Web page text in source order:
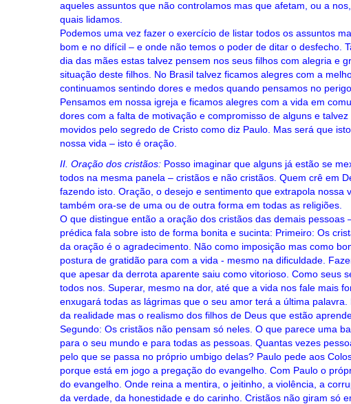
aqueles assuntos que não controlamos mas que afetam, ou a
quais lidamos.
Podemos uma vez fazer o exercício de listar todos os assuntos
bom e no difícil – e onde não temos o poder de ditar o desfecho.
dia das mães estas talvez pensem nos seus filhos com alegria e
situação deste filhos. No Brasil talvez ficamos alegres com a
continuamos sentindo dores e medos quando pensamos no
Pensamos em nossa igreja e ficamos alegres com a vida em
dores com a falta de motivação e compromisso de alguns e
movidos pelo segredo de Cristo como diz Paulo. Mas será que
nossa vida – isto é oração.
II. Oração dos cristãos: Posso imaginar que alguns já estão se
todos na mesma panela – cristãos e não cristãos. Quem crê em
fazendo isto. Oração, o desejo e sentimento que extrapola
também ora-se de uma ou de outra forma em todas as religiões.
O que distingue então a oração dos cristãos das demais
prédica fala sobre isto de forma bonita e sucinta: Primeiro: Os
da oração é o agradecimento. Não como imposição mas como
postura de gratidão para com a vida - mesmo na dificuldade.
que apesar da derrota aparente saiu como vitorioso. Como seus
todos nos. Superar, mesmo na dor, até que a vida nos fale mais
enxugará todas as lágrimas que o seu amor terá a última
da realidade mas o realismo dos filhos de Deus que estão
Segundo: Os cristãos não pensam só neles. O que parece uma
para o seu mundo e para todas as pessoas. Quantas vezes
pelo que se passa no próprio umbigo delas? Paulo pede aos
porque está em jogo a pregação do evangelho. Com Paulo o
do evangelho. Onde reina a mentira, o jeitinho, a violência, a
da verdade, da honestidade e do carinho. Cristãos não giram só